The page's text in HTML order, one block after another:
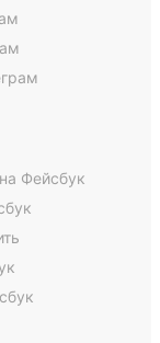
Фейсбук